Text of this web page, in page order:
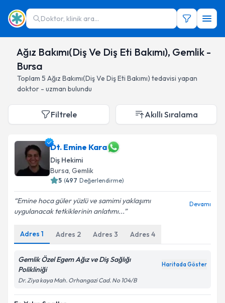
Doktor, klinik ara...
Ağız Bakımı(Diş Ve Diş Eti Bakımı), Gemlik -
Bursa
Toplam 5 Ağız Bakımı(Diş Ve Diş Eti Bakımı) tedavisi yapan
doktor - uzman bulundu
Filtrele Akıllı Sıralama
Dt. Emine Kara
Diş Hekimi
Bursa, Gemlik
5 (497 Değerlendirme)
Emine hoca güler yüzlü ve samimi yaklaşımı
uygulanacak tetkiklerinin anlatımı...
Devamı
Adres 1 Adres 2 Adres 3 Adres 4
Gemlik Özel Egem Ağız ve Diş Sağlığı
Polikliniği
Haritada Göster
Dr. Ziya kaya Mah. Orhangazi Cad. No 104/B